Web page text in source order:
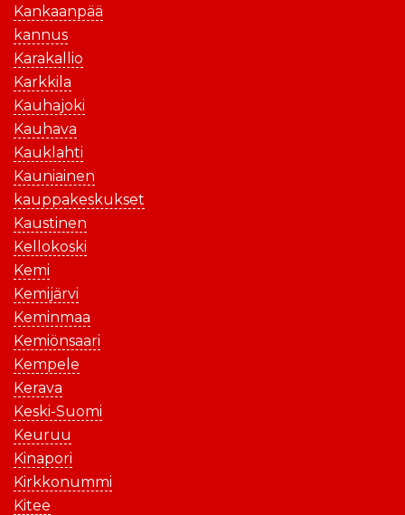
Kankaanpää
kannus
Karakallio
Karkkila
Kauhajoki
Kauhava
Kauklahti
Kauniainen
kauppakeskukset
Kaustinen
Kellokoski
Kemi
Kemijärvi
Keminmaa
Kemiönsaari
Kempele
Kerava
Keski-Suomi
Keuruu
Kinapori
Kirkkonummi
Kitee